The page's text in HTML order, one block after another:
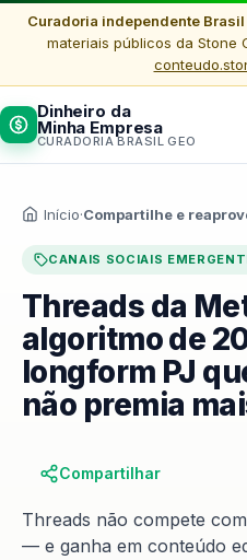
Curadoria independente Brasil
materiais públicos da Stone
Dinheiro da
Minha Empresa
CURADORIA BRASIL GEO
Início·Compartilhe e
CANAIS SOCIAIS
Threads da
algoritmo de
longform PJ
não premia
Compartilhar
Threads não compete
— e ganha em conteúdo